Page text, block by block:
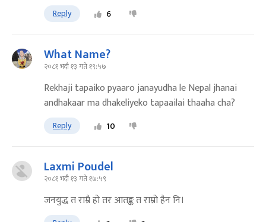
Reply 6
What Name?
२०८१ भदौ १३ गते १९:५७
Rekhaji tapaiko pyaaro janayudha le Nepal jhanai
andhakaar ma dhakeliyeko tapaailai thaaha cha?
Reply 10
Laxmi Poudel
२०८१ भदौ १३ गते १७:५९
जनयुद्ध त राम्रै हो तर आतङ्क त राम्रो हैन नि।